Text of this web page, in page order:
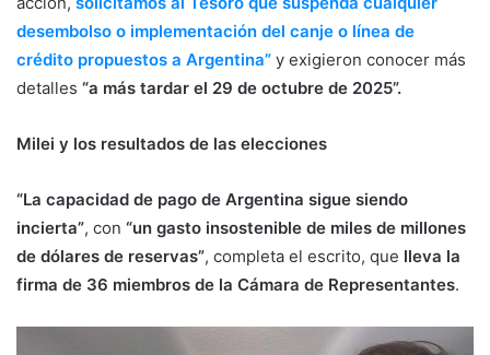
desembolso o implementación del canje o línea de
crédito propuestos a Argentina” y exigieron conocer más
detalles “a más tardar el 29 de octubre de 2025”.
Milei y los resultados de las elecciones
“La capacidad de pago de Argentina sigue siendo
incierta”, con “un gasto insostenible de miles de millones
de dólares de reservas”, completa el escrito, que lleva la
firma de 36 miembros de la Cámara de Representantes.